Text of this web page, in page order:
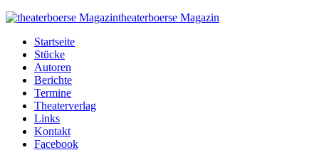
theaterboerse Magazin
Startseite
Stücke
Autoren
Berichte
Termine
Theaterverlag
Links
Kontakt
Facebook